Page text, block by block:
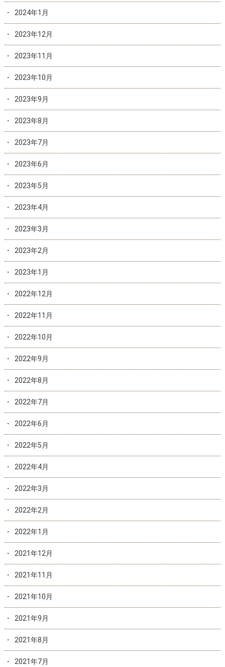
2024年1月
2023年12月
2023年11月
2023年10月
2023年9月
2023年8月
2023年7月
2023年6月
2023年5月
2023年4月
2023年3月
2023年2月
2023年1月
2022年12月
2022年11月
2022年10月
2022年9月
2022年8月
2022年7月
2022年6月
2022年5月
2022年4月
2022年3月
2022年2月
2022年1月
2021年12月
2021年11月
2021年10月
2021年9月
2021年8月
2021年7月